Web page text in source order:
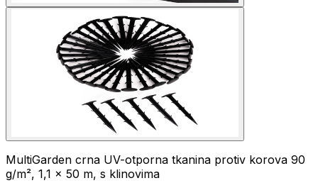
MultiGarden crna UV-otporna tkanina protiv korova 90
g/m², 1,1 × 50 m, s klinovima